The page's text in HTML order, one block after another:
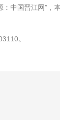
中国晋江网”
。